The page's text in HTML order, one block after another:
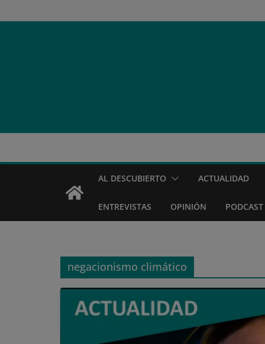
al
AL DESCUBIERTO ACTUALIDAD
ENTREVISTAS OPINIÓN PODCAST
negacionismo climático